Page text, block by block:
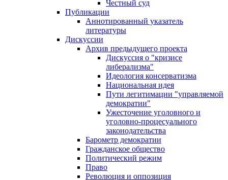
Честный суд
Публикации
Аннотированный указатель
литературы
Дискуссии
Архив предыдущего проекта
Дискуссия о "кризисе
либерализма"
Идеология консерватизма
Национальная идея
Пути легитимации "управляемой
демократии"
Ужесточение уголовного и
уголовно-процесуального
законодательства
Барометр демократии
Гражданское общество
Политический режим
Право
Революция и оппозиция